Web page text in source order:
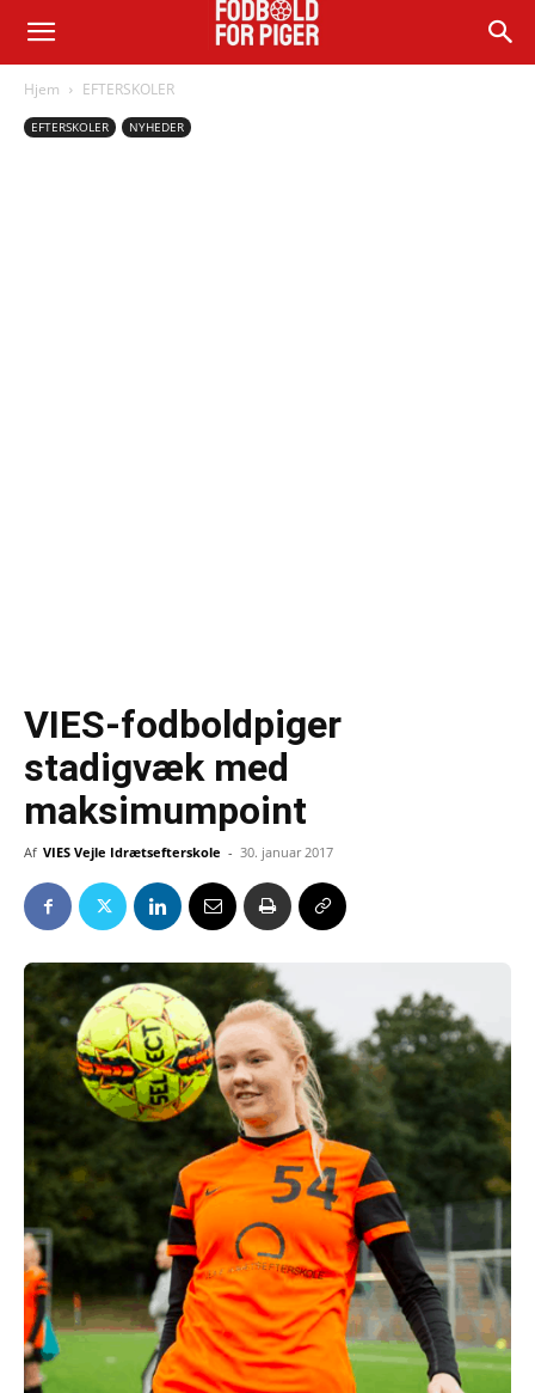
Hjem EFTERSKOLER
EFTERSKOLER NYHEDER
VIES-fodboldpiger
stadigvæk med
maksimumpoint
Af VIES Vejle Idrætsefterskole - 30. januar 2017